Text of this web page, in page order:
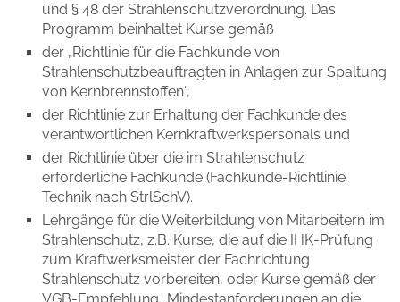
und § 48 der Strahlenschutzverordnung. Das
Programm beinhaltet Kurse gemäß
der „Richtlinie für die Fachkunde von
Strahlenschutzbeauftragten in Anlagen zur Spaltung
von Kernbrennstoffen“,
der Richtlinie zur Erhaltung der Fachkunde des
verantwortlichen Kernkraftwerkspersonals und
der Richtlinie über die im Strahlenschutz
erforderliche Fachkunde (Fachkunde-Richtlinie
Technik nach StrlSchV).
Lehrgänge für die Weiterbildung von Mitarbeitern im
Strahlenschutz, z.B. Kurse, die auf die IHK-Prüfung
zum Kraftwerksmeister der Fachrichtung
Strahlenschutz vorbereiten, oder Kurse gemäß der